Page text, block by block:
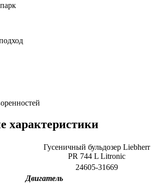
характеристики
Гусеничный бульдозер Liebherr
PR 744 L Litronic
24605-31669
Двигатель